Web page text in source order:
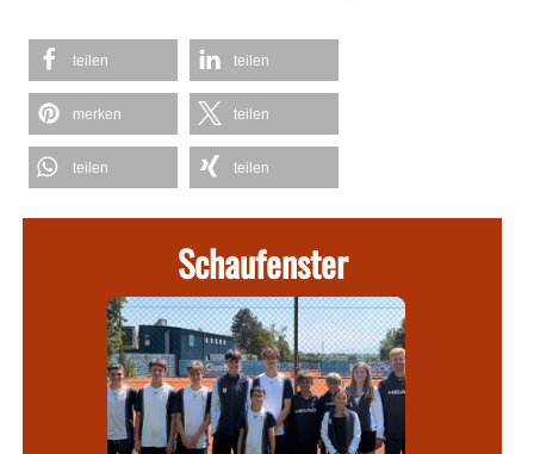
teilen teilen
merken teilen
teilen teilen
Schaufenster